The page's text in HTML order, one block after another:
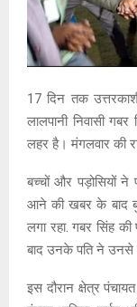
17 दिन तक
लालपानी निवासी
लहर है। मंगलवार की
बच्चों और पड़ोसियों
आने की खबर के बाद
लगा रहा. गबर सिंह
बाद उनके पति ने उनसे
इस दौरान क्षेत्र